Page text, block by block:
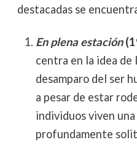
destacadas se
En plena estación
centra en la idea de
desamparo del ser
a pesar de estar
individuos viven
profundamente